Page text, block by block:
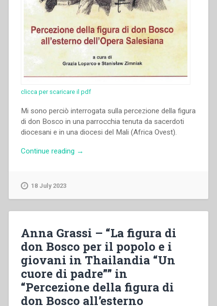
clicca per scaricare il pdf
Mi sono perciò interrogata sulla percezione della figura
di don Bosco in una parrocchia tenuta da sacerdoti
diocesani e in una diocesi del Mali (Africa Ovest).
Continue reading “Giuseppina
don
Bosco
nella
parrocchia
di
Mandjakui
e
→
18 July 2023
Anna Grassi – “La figura di
don Bosco per il popolo e i
giovani in Thailandia “Un
cuore di padre”” in
“Percezione della figura di
don Bosco all’esterno